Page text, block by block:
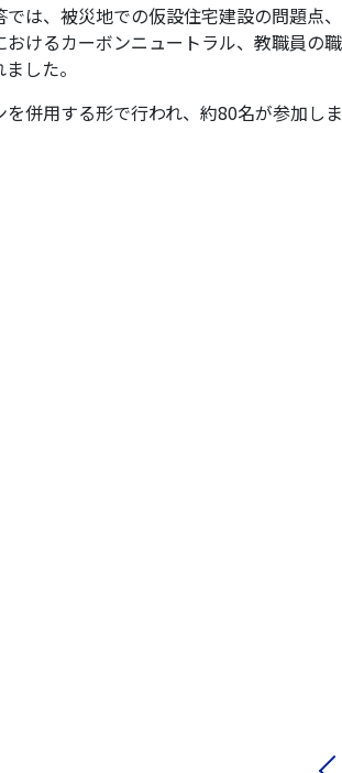
では、被災地での仮設住宅建設の問題点
けるカーボンニュートラル、教職員の
した。
併用する形で行われ、約80名が参加しま